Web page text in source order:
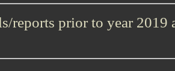
reports prior to year 2019